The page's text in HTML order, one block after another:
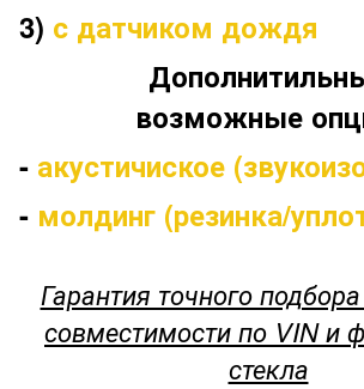
3) с датчиком дождя
возможные
- акустичиское
- молдинг (резинка/
Гарантия точного
совместимости по VIN и
стекла